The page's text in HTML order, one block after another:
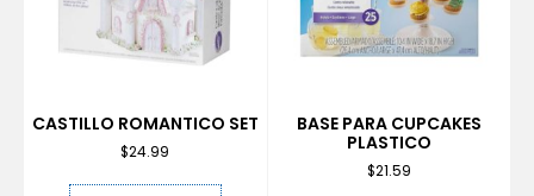
CASTILLO ROMANTICO SET
$24.99
BASE PARA CUPCAKES
PLASTICO
$21.59